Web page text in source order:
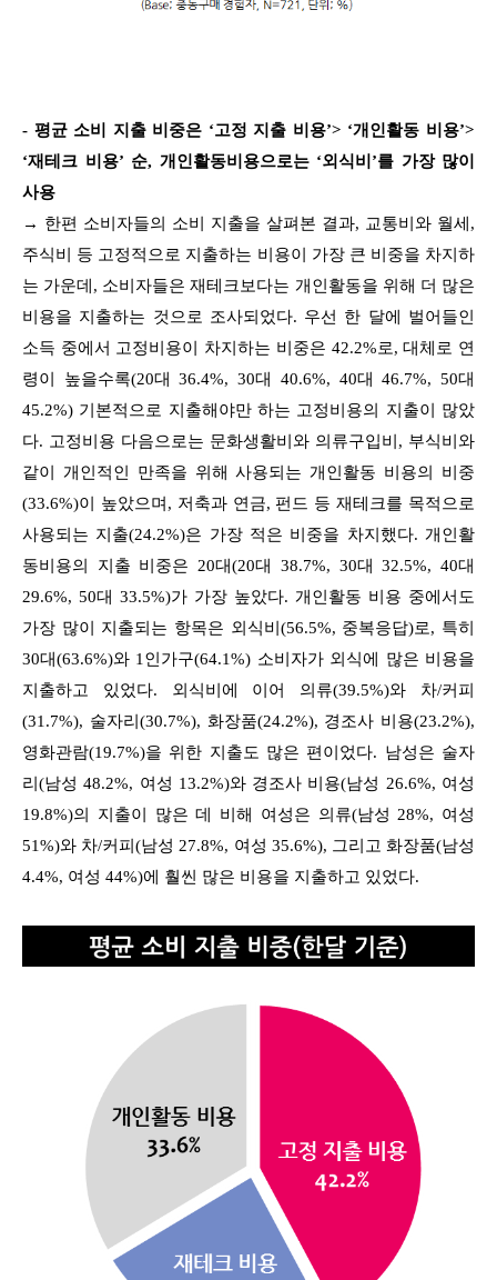
- 평균 소비 지출 비중은 ‘고정 지출 비용’> ‘개인활동 비용’>
‘재테크 비용’ 순, 개인활동비용으로는 ‘외식비’를 가장 많이
사용
→ 한편 소비자들의 소비 지출을 살펴본 결과, 교통비와 월세,
주식비 등 고정적으로 지출하는 비용이 가장 큰 비중을 차지하
는 가운데, 소비자들은 재테크보다는 개인활동을 위해 더 많은
비용을 지출하는 것으로 조사되었다. 우선 한 달에 벌어들인
소득 중에서 고정비용이 차지하는 비중은 42.2%로, 대체로 연
령이 높을수록(20대 36.4%, 30대 40.6%, 40대 46.7%, 50대
45.2%) 기본적으로 지출해야만 하는 고정비용의 지출이 많았
다. 고정비용 다음으로는 문화생활비와 의류구입비, 부식비와
같이 개인적인 만족을 위해 사용되는 개인활동 비용의 비중
(33.6%)이 높았으며, 저축과 연금, 펀드 등 재테크를 목적으로
사용되는 지출(24.2%)은 가장 적은 비중을 차지했다. 개인활
동비용의 지출 비중은 20대(20대 38.7%, 30대 32.5%, 40대
29.6%, 50대 33.5%)가 가장 높았다. 개인활동 비용 중에서도
가장 많이 지출되는 항목은 외식비(56.5%, 중복응답)로, 특히
30대(63.6%)와 1인가구(64.1%) 소비자가 외식에 많은 비용을
지출하고 있었다. 외식비에 이어 의류(39.5%)와 차/커피
(31.7%), 술자리(30.7%), 화장품(24.2%), 경조사 비용(23.2%),
영화관람(19.7%)을 위한 지출도 많은 편이었다. 남성은 술자
리(남성 48.2%, 여성 13.2%)와 경조사 비용(남성 26.6%, 여성
19.8%)의 지출이 많은 데 비해 여성은 의류(남성 28%, 여성
51%)와 차/커피(남성 27.8%, 여성 35.6%), 그리고 화장품(남성
4.4%, 여성 44%)에 훨씬 많은 비용을 지출하고 있었다.